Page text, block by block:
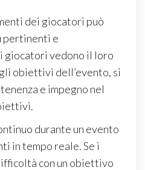
dei giocatori può
pertinenti e
giocatori vedono il loro
obiettivi dell’evento, si
e impegno nel
durante un evento
in tempo reale. Se i
con un obiettivo